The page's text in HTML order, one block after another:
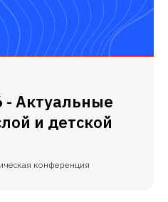
- Актуальные
и детской
конференция